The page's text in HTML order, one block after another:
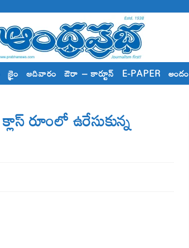
క్రైం ఆదివారం ఔరా – కార్టూన్ E-PAPER అందం
రూంలో ఉరేసుకున్న